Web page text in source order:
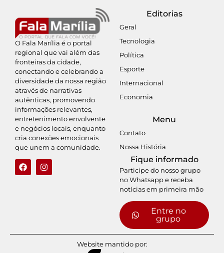
O Fala Marília é o portal
regional que vai além das
fronteiras da cidade,
conectando e celebrando a
diversidade da nossa região
através de narrativas
autênticas, promovendo
informações relevantes,
entretenimento envolvente
e negócios locais, enquanto
cria conexões emocionais
que unem a comunidade.
Editorias
Geral
Tecnologia
Política
Esporte
Internacional
Economia
Menu
Contato
Nossa História
Fique informado
Participe do nosso grupo
no Whatsapp e receba
notícias em primeira mão
Entre no
grupo
Website mantido por: